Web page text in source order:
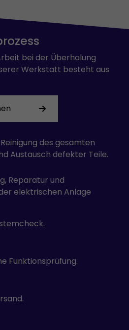
AG
SOLENOID
bei der Überholung
Werkstatt besteht aus
des gesamten
Austausch defekter Teile.
Reparatur und
elektrischen Anlage
Funktionsprüfung.